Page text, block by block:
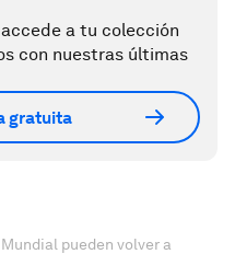
a tu colección
con nuestras últimas
gratuita
pueden volver a